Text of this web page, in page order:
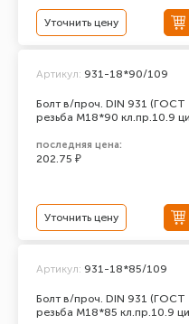
Уточнить цену
Болт в/проч. DIN 931
резьба М18*90 кл.пр.10.9
Артикул: 931-18*90/109
последняя цена:
202.75 ₽
Уточнить цену
Болт в/проч. DIN 931
резьба М18*85 кл.пр.10.9
Артикул: 931-18*85/109